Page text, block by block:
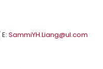
SammiYH.Liang@ul.com